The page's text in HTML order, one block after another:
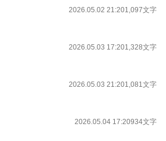
2026.05.02 21:201,097文字
2026.05.03 17:201,328文字
2026.05.03 21:201,081文字
2026.05.04 17:20934文字